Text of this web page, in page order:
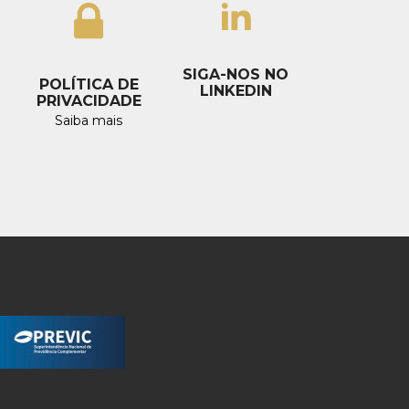
POLÍTICA DE
PRIVACIDADE
Saiba mais
SIGA-NOS NO
LINKEDIN